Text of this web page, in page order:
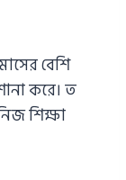
বেশি
করে। ত
শিক্ষা